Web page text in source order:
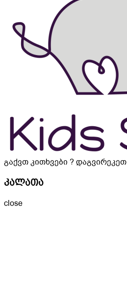
გაქვთ კითხვები ? დაგვირეკეთ
კალათა
close